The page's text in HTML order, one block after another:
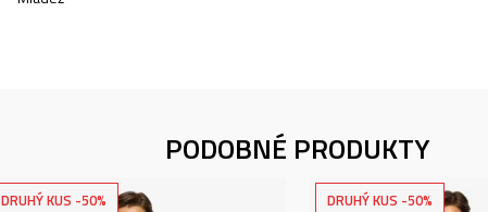
PODOBNÉ PRODUKTY
DRUHÝ KUS -50% DRUHÝ KUS -50%